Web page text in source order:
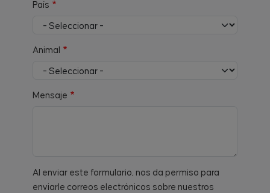
País
Animal
Mensaje
Al enviar este formulario, nos da permiso para
enviarle correos electrónicos sobre nuestros